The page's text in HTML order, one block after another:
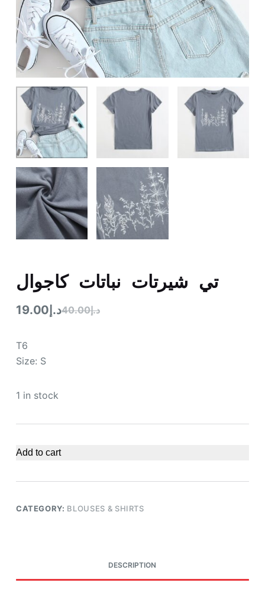
تي شيرتات نباتات كاجوال
د.إ40.00د.إ 19.00
T6
Size: S
1 in stock
Add to cart
CATEGORY: BLOUSES & SHIRTS
DESCRIPTION